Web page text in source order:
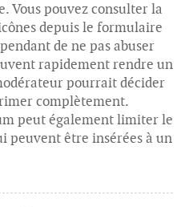
Vous pouvez consulter la
depuis le formulaire
de ne pas abuser
rapidement rendre un
pourrait décider
complètement.
peut également limiter le
peuvent être insérées à un